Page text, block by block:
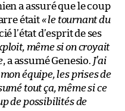
a assuré que le coup
était« le tournant du
l’état d’esprit de ses
même si on croyait
, a assumé Genesio. J’ai
équipe, les prises de
tout ça, même si ce
de possibilités de